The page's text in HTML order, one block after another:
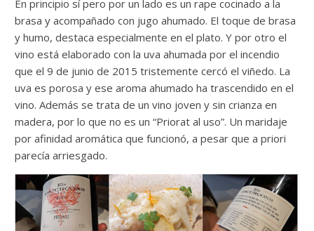
En principio sí pero por un lado es un rape cocinado a la
brasa y acompañado con jugo ahumado. El toque de brasa
y humo, destaca especialmente en el plato. Y por otro el
vino está elaborado con la uva ahumada por el incendio
que el 9 de junio de 2015 tristemente cercó el viñedo. La
uva es porosa y ese aroma ahumado ha trascendido en el
vino. Además se trata de un vino joven y sin crianza en
madera, por lo que no es un “Priorat al uso”. Un maridaje
por afinidad aromática que funcionó, a pesar que a priori
parecía arriesgado.